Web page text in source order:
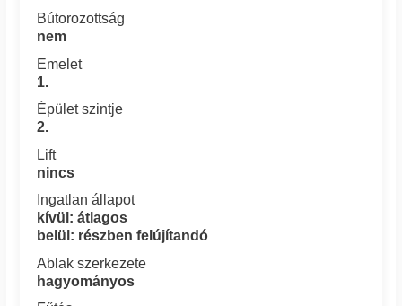
Bútorozottság
nem
Emelet
1.
Épület szintje
2.
Lift
nincs
Ingatlan állapot
kívül: átlagos
belül: részben felújítandó
Ablak szerkezete
hagyományos